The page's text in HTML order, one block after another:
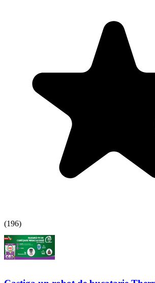
(196)